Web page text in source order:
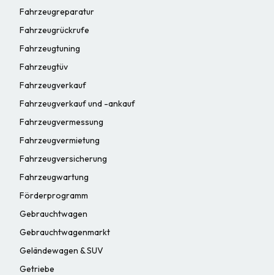
Fahrzeugreparatur
Fahrzeugrückrufe
Fahrzeugtuning
Fahrzeugtüv
Fahrzeugverkauf
Fahrzeugverkauf und -ankauf
Fahrzeugvermessung
Fahrzeugvermietung
Fahrzeugversicherung
Fahrzeugwartung
Förderprogramm
Gebrauchtwagen
Gebrauchtwagenmarkt
Geländewagen & SUV
Getriebe